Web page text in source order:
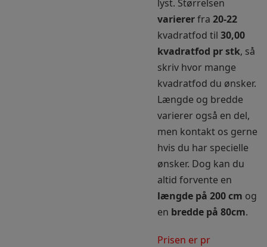
lyst. Størrelsen
variererfra 20-22
kvadratfod til 30,00
kvadratfod pr stk, så
skriv hvor mange
kvadratfod du ønsker.
Længde og bredde
varierer også en del,
men kontakt os gerne
hvis du har specielle
ønsker. Dog kan du
altid forvente en
længde på 200 cm og
en bredde på 80cm.
Prisen er pr